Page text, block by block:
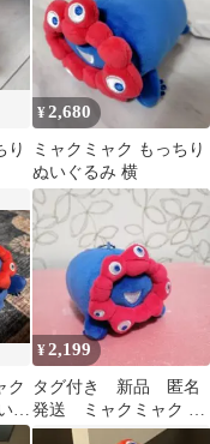
り
¥2,680
ミャクミャク もっちり
ぬいぐるみ 横
ク
ぐ
¥2,199
タグ付き 新品 匿名
発送 ミャクミャク も
っちり ぬいぐるみ ミニ